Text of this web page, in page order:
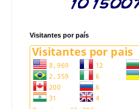
Visitantes por país